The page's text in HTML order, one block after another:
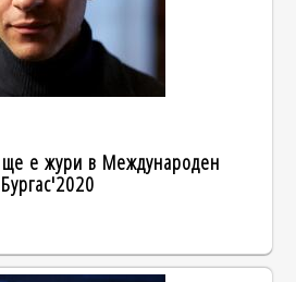
е жури в Международен